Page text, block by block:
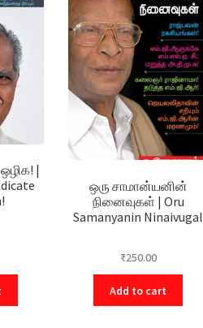
|
ஒரு சாமான்யனின்
நினைவுகள் | Oru
Samanyanin Ninaivugal
₹250.00
Add to cart